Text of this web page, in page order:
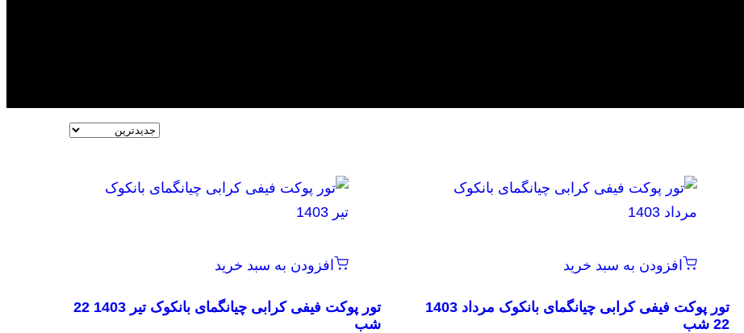
افزودن به سبد خرید
تور پوکت فیفی کرابی چیانگمای بانکوک مرداد 1403
22 شب
افزودن به سبد خرید
تور پوکت فیفی کرابی چیانگمای بانکوک تیر 1403 22
شب